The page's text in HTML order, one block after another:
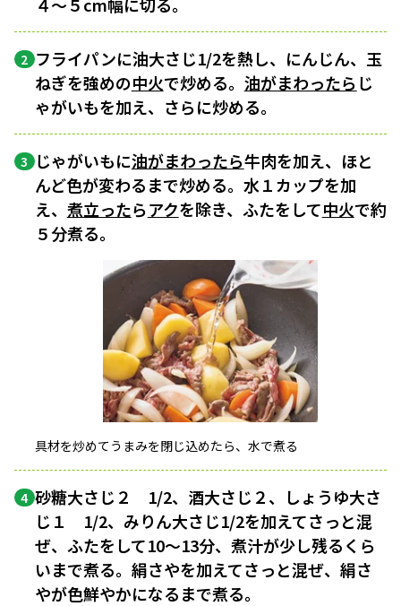
４〜５cm幅に切る。
2 フライパンに油大さじ1/2を熱し、にんじん、玉
ねぎを強めの中火で炒める。 油がまわったらじ
ゃがいもを加え、さらに炒める。
3 じゃがいもに油がまわったら牛肉を加え、ほと
んど色が変わるまで炒める。水１カップを加
え、 煮立ったらアクを除き、ふたをして中火で約
５分煮る。
具材を炒めてうまみを閉じ込めたら、水で煮る
4 砂糖大さじ２ 1/2、酒大さじ２、しょうゆ大さ
じ１ 1/2、みりん大さじ1/2を加えてさっと混
ぜ、ふたをして10〜13分、煮汁が少し残るくら
いまで煮る。絹さやを加えてさっと混ぜ、絹さ
やが色鮮やかになるまで煮る。